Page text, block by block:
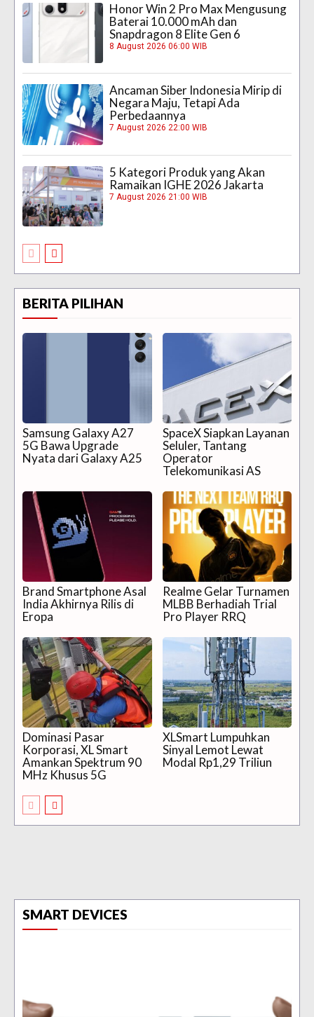
Honor Win 2 Pro Max Mengusung
Baterai 10.000 mAh dan
Snapdragon 8 Elite Gen 6
8 August 2026 06:00 WIB
Ancaman Siber Indonesia Mirip di
Negara Maju, Tetapi Ada
Perbedaannya
7 August 2026 22:00 WIB
5 Kategori Produk yang Akan
Ramaikan IGHE 2026 Jakarta
7 August 2026 21:00 WIB
BERITA PILIHAN
Samsung Galaxy A27
5G Bawa Upgrade
Nyata dari Galaxy A25
SpaceX Siapkan Layanan
Seluler, Tantang
Operator
Telekomunikasi AS
Brand Smartphone Asal
India Akhirnya Rilis di
Eropa
Realme Gelar Turnamen
MLBB Berhadiah Trial
Pro Player RRQ
Dominasi Pasar
Korporasi, XL Smart
Amankan Spektrum 90
MHz Khusus 5G
XLSmart Lumpuhkan
Sinyal Lemot Lewat
Modal Rp1,29 Triliun
SMART DEVICES